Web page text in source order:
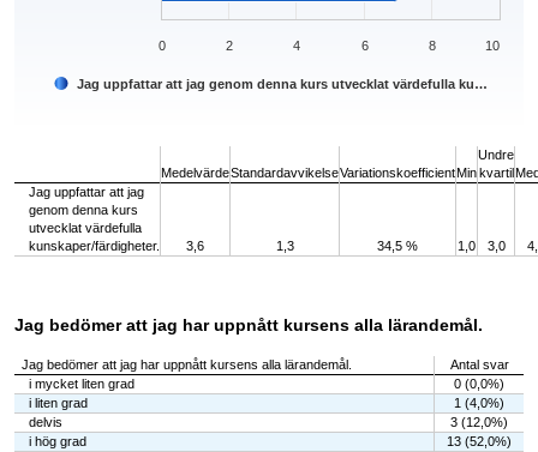
Jag uppfattar att jag genom denna kurs utvecklat värdefulla ku…
0 2 4 6 8 10
MedelvärdeStandardavvikelseVariationskoefficientMin
Undre
kvartil
Jag uppfattar att jag
genom denna kurs
utvecklat värdefulla
kunskaper/färdigheter.
3,6 1,3 34,5 % 1,0 3,0
Jag bedömer att jag har uppnått kursens alla lärandemål.
Jag bedömer att jag har uppnått kursens alla lärandemål.
Antal svar
i mycket liten grad
0 (0,0%)
i liten grad
1 (4,0%)
delvis
3 (12,0%)
i hög grad
13 (52,0%)